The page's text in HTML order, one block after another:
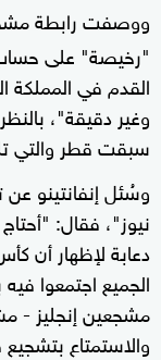
ووصفت رابطة
"رخيصة" على حساب
القدم في المملكة
وغير دقيقة"،
سبقت قطر والتي
وسُئل إنفانتينو
نيوز"، فقال:
دعابة لإظهار أن
الجميع اجتمعوا
مشجعين إنجليز -
والاستمتاع